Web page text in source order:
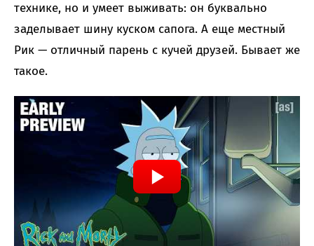
технике, но и умеет выживать: он буквально
заделывает шину куском сапога. А еще местный
Рик — отличный парень с кучей друзей. Бывает же
такое.